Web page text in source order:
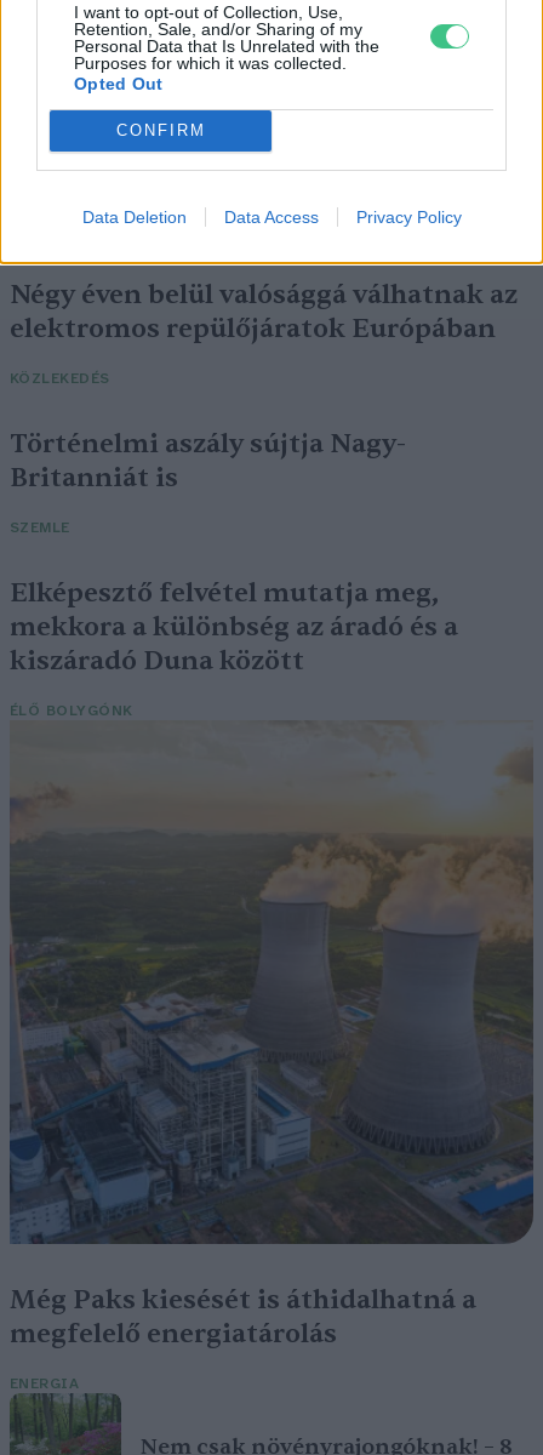
I want to opt-out of Collection, Use,
Retention, Sale, and/or Sharing of my
Personal Data that Is Unrelated with the
Purposes for which it was collected.
Opted Out
CONFIRM
Data Deletion Data Access Privacy Policy
Négy éven belül valósággá válhatnak az
elektromos repülőjáratok Európában
KÖZLEKEDÉS
Történelmi aszály sújtja Nagy-
Britanniát is
SZEMLE
Elképesztő felvétel mutatja meg,
mekkora a különbség az áradó és a
kiszáradó Duna között
ÉLŐ BOLYGÓNK
Még Paks kiesését is áthidalhatná a
megfelelő energiatárolás
ENERGIA
Nem csak növényrajongóknak! – 8